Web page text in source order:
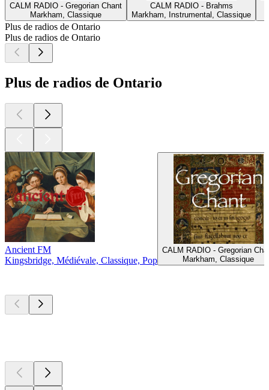
CALM RADIO - Gregorian Chant
Markham, Classique
CALM RADIO - Brahms
Markham, Instrumental, Classique
Plus de radios de Ontario
Plus de radios de Ontario
Plus de radios de Ontario
Ancient FM
Kingsbridge, Médiévale, Classique, Pop
CALM RADIO - Gregorian
Markham, Classique